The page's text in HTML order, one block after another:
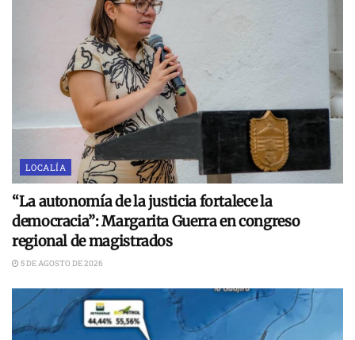
LOCALÍA
“La autonomía de la justicia fortalece la
democracia”: Margarita Guerra en congreso
regional de magistrados
5 DE AGOSTO DE 2026